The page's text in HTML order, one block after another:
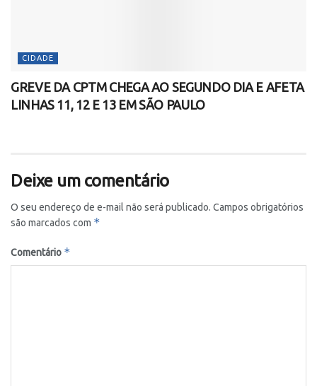
CIDADE
GREVE DA CPTM CHEGA AO SEGUNDO DIA E AFETA
LINHAS 11, 12 E 13 EM SÃO PAULO
Deixe um comentário
O seu endereço de e-mail não será publicado. Campos obrigatórios
são marcados com *
Comentário *